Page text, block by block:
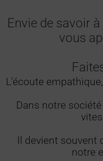
Envie de savoir
vous
L'écoute
Dans notre
Il devient souvent
notre